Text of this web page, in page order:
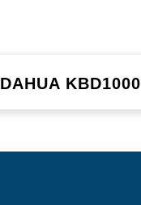
DAHUA KBD1000